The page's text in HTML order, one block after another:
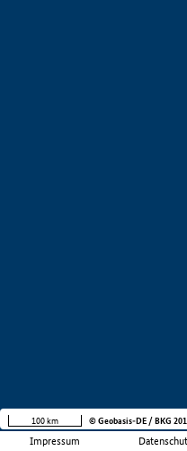
Impressum
100 km © Geobasis-DE / BKG